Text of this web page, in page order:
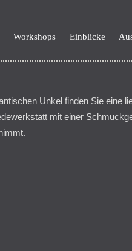
Workshops Einblicke
Unkel finden Sie eine
mit einer